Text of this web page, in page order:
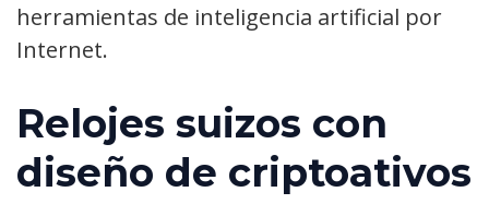
herramientas de inteligencia artificial por
Internet.
Relojes suizos con
diseño de criptoativos